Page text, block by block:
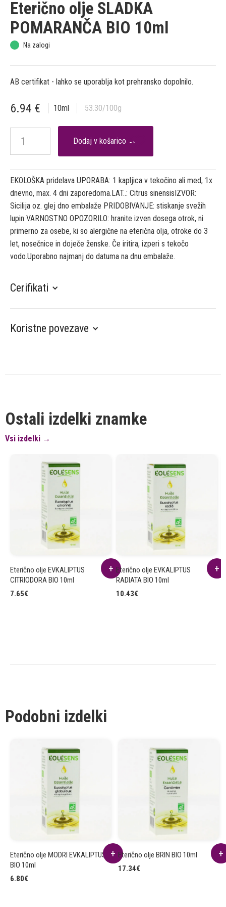
Eterično olje SLADKA
POMARANČA BIO 10ml
Na zalogi
AB certifikat - lahko se uporablja kot prehransko dopolnilo.
6.94 € 10ml 53.30/100g

EKOLOŠKA pridelava UPORABA: 1 kapljica v tekočino ali med, 1x
dnevno, max. 4 dni zaporedoma.LAT..: Citrus sinensisIZVOR:
Sicilija oz. glej dno embalaže PRIDOBIVANJE: stiskanje svežih
lupin VARNOSTNO OPOZORILO: hranite izven dosega otrok, ni
primerno za osebe, ki so alergične na eterična olja, otroke do 3
let, nosečnice in doječe ženske. Če iritira, izperi s tekočo
vodo.Uporabno najmanj do datuma na dnu embalaže.
Cerifikati
Koristne povezave
Ostali izdelki znamke
Vsi izdelki →
Eterično olje EVKALIPTUS
CITRIODORA BIO 10ml
7.65€
Eterično olje EVKALIPTUS
RADIATA BIO 10ml
10.43€
Podobni izdelki
Eterično olje MODRI EVKALIPTUS
BIO 10ml
6.80€
Eterično olje BRIN BIO 10ml
17.34€